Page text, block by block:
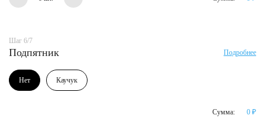
Шаг 6/7
Подпятник Подробнее
Нет Каучук
Сумма: 0 ₽